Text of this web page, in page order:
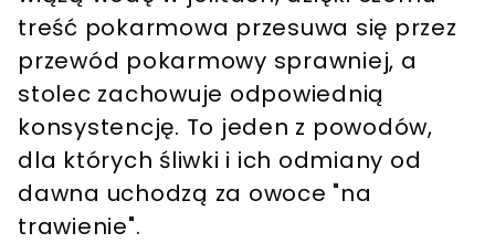
treść pokarmowa przesuwa się przez
przewód pokarmowy sprawniej, a
stolec zachowuje odpowiednią
konsystencję. To jeden z powodów,
dla których śliwki i ich odmiany od
dawna uchodzą za owoce "na
trawienie".